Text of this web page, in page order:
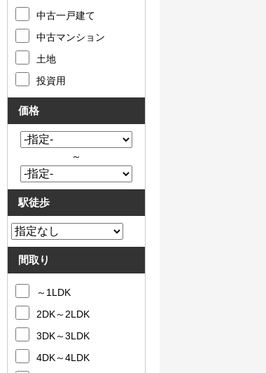
中古一戸建て
中古マンション
土地
投資用
価格
～
駅徒歩
間取り
～1LDK
2DK～2LDK
3DK～3LDK
4DK～4LDK